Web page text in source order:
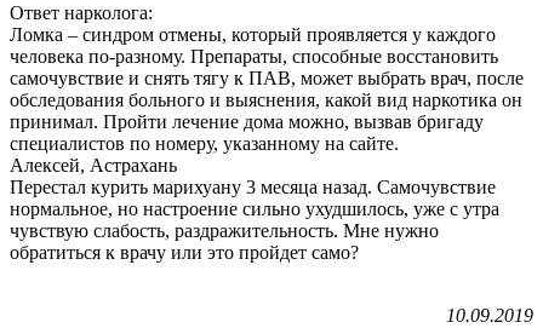
Ответ нарколога:
Ломка – синдром отмены, который проявляется у каждого
человека по-разному. Препараты, способные восстановить
самочувствие и снять тягу к ПАВ, может выбрать врач, после
обследования больного и выяснения, какой вид наркотика он
принимал. Пройти лечение дома можно, вызвав бригаду
специалистов по номеру, указанному на сайте.
Алексей, Астрахань
Перестал курить марихуану 3 месяца назад. Самочувствие
нормальное, но настроение сильно ухудшилось, уже с утра
чувствую слабость, раздражительность. Мне нужно
обратиться к врачу или это пройдет само?
10.09.2019